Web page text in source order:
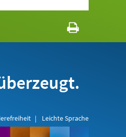
Leichte Sprache